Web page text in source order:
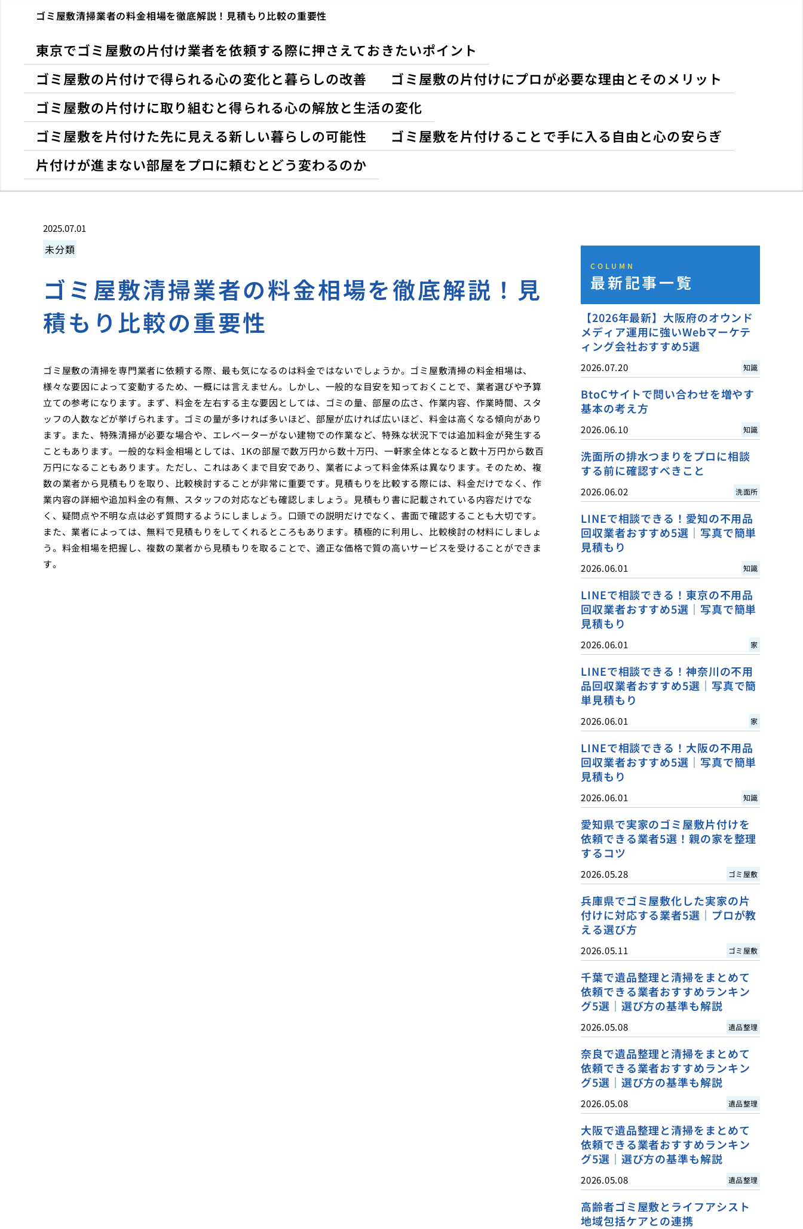
ゴミ屋敷清掃業者の料金相場を徹底解説！見積もり比較の重要性
東京でゴミ屋敷の片付け業者を依頼する際に押さえておきたいポイント
ゴミ屋敷の片付けで得られる心の変化と暮らしの改善
ゴミ屋敷の片付けにプロが必要な理由とそのメリット
ゴミ屋敷の片付けに取り組むと得られる心の解放と生活の変化
ゴミ屋敷を片付けた先に見える新しい暮らしの可能性
ゴミ屋敷を片付けることで手に入る自由と心の安らぎ
片付けが進まない部屋をプロに頼むとどう変わるのか
2025.07.01
未分類
ゴミ屋敷清掃業者の料金相場を徹底解説！見
積もり比較の重要性
ゴミ屋敷の清掃を専門業者に依頼する際、最も気になるのは料金ではないでしょうか。ゴミ屋敷清掃の料金相場は、
様々な要因によって変動するため、一概には言えません。しかし、一般的な目安を知っておくことで、業者選びや予算
立ての参考になります。まず、料金を左右する主な要因としては、ゴミの量、部屋の広さ、作業内容、作業時間、スタ
ッフの人数などが挙げられます。ゴミの量が多ければ多いほど、部屋が広ければ広いほど、料金は高くなる傾向があり
ます。また、特殊清掃が必要な場合や、エレベーターがない建物での作業など、特殊な状況下では追加料金が発生する
こともあります。一般的な料金相場としては、1Kの部屋で数万円から数十万円、一軒家全体となると数十万円から数百
万円になることもあります。ただし、これはあくまで目安であり、業者によって料金体系は異なります。そのため、複
数の業者から見積もりを取り、比較検討することが非常に重要です。見積もりを比較する際には、料金だけでなく、作
業内容の詳細や追加料金の有無、スタッフの対応なども確認しましょう。見積もり書に記載されている内容だけでな
く、疑問点や不明な点は必ず質問するようにしましょう。口頭での説明だけでなく、書面で確認することも大切です。
また、業者によっては、無料で見積もりをしてくれるところもあります。積極的に利用し、比較検討の材料にしましょ
う。料金相場を把握し、複数の業者から見積もりを取ることで、適正な価格で質の高いサービスを受けることができま
す。
COLUMN
最新記事一覧
【2026年最新】大阪府のオウンド
メディア運用に強いWebマーケテ
ィング会社おすすめ5選
2026.07.20 知識
BtoCサイトで問い合わせを増やす
基本の考え方
2026.06.10 知識
洗面所の排水つまりをプロに相談
する前に確認すべきこと
2026.06.02 洗面所
LINEで相談できる！愛知の不用品
回収業者おすすめ5選｜写真で簡単
見積もり
2026.06.01 知識
LINEで相談できる！東京の不用品
回収業者おすすめ5選｜写真で簡単
見積もり
2026.06.01 家
LINEで相談できる！神奈川の不用
品回収業者おすすめ5選｜写真で簡
単見積もり
2026.06.01 家
LINEで相談できる！大阪の不用品
回収業者おすすめ5選｜写真で簡単
見積もり
2026.06.01 知識
愛知県で実家のゴミ屋敷片付けを
依頼できる業者5選！親の家を整理
するコツ
2026.05.28 ゴミ屋敷
兵庫県でゴミ屋敷化した実家の片
付けに対応する業者5選｜プロが教
える選び方
2026.05.11 ゴミ屋敷
千葉で遺品整理と清掃をまとめて
依頼できる業者おすすめランキン
グ5選｜選び方の基準も解説
2026.05.08 遺品整理
奈良で遺品整理と清掃をまとめて
依頼できる業者おすすめランキン
グ5選｜選び方の基準も解説
2026.05.08 遺品整理
大阪で遺品整理と清掃をまとめて
依頼できる業者おすすめランキン
グ5選｜選び方の基準も解説
2026.05.08 遺品整理
高齢者ゴミ屋敷とライフアシスト
地域包括ケアとの連携